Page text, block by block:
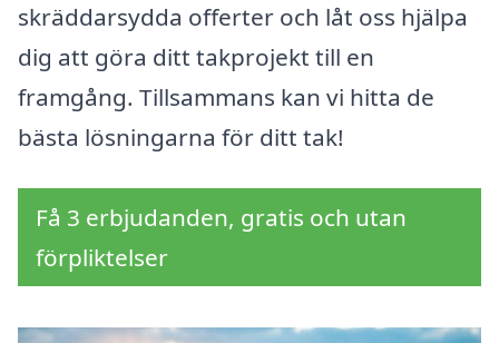
skräddarsydda offerter och låt oss hjälpa
dig att göra ditt takprojekt till en
framgång. Tillsammans kan vi hitta de
bästa lösningarna för ditt tak!
Få 3 erbjudanden, gratis och utan
förpliktelser